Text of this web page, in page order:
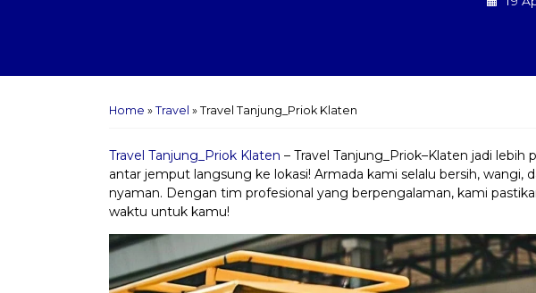
Home » Travel » Travel Tanjung_Priok Klaten
Travel Tanjung_Priok Klaten – Travel Tanjung_Priok–Klaten jadi
antar jemput langsung ke lokasi! Armada kami selalu bersih, wangi,
nyaman. Dengan tim profesional yang berpengalaman, kami
waktu untuk kamu!